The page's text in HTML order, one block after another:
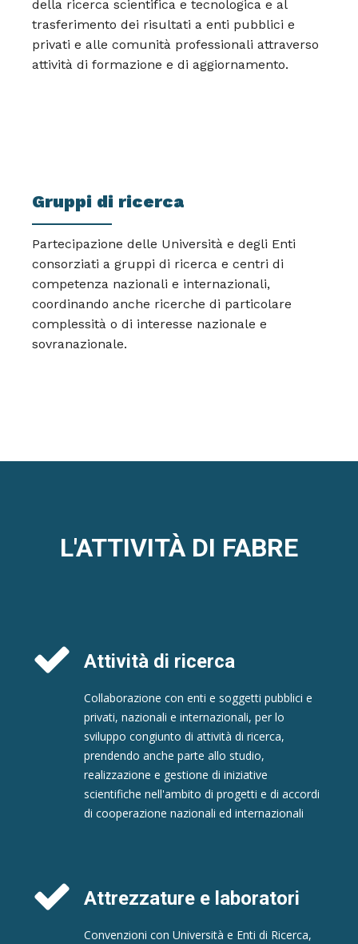
della ricerca scientifica e tecnologica e al
trasferimento dei risultati a enti pubblici e
privati e alle comunità professionali attraverso
attività di formazione e di aggiornamento.
Gruppi di ricerca
Partecipazione delle Università e degli Enti
consorziati a gruppi di ricerca e centri di
competenza nazionali e internazionali,
coordinando anche ricerche di particolare
complessità o di interesse nazionale e
sovranazionale.
L'ATTIVITÀ DI FABRE
Attività di ricerca
Collaborazione con enti e soggetti pubblici e
privati, nazionali e internazionali, per lo
sviluppo congiunto di attività di ricerca,
prendendo anche parte allo studio,
realizzazione e gestione di iniziative
scientifiche nell'ambito di progetti e di accordi
di cooperazione nazionali ed internazionali
Attrezzature e laboratori
Convenzioni con Università e Enti di Ricerca,